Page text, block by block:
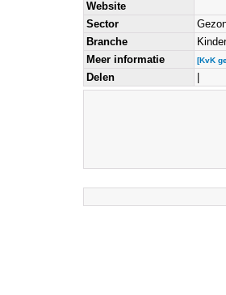
Website
Sector
Branche
Meer informatie
[KvK
Delen